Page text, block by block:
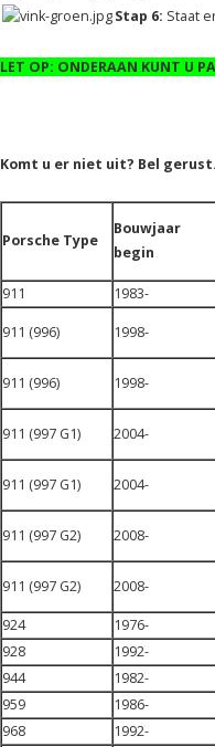
Stap 6: Staat
LET OP: ONDERAAN KUNT U
Komt u er niet uit? Bel gerust.
Porsche Type
Bouwjaar
begin
911 1983-
911 (996) 1998-
911 (996) 1998-
911 (997 G1) 2004-
911 (997 G1) 2004-
911 (997 G2) 2008-
911 (997 G2) 2008-
924
1976-
928
1992-
944
1982-
959
1986-
968
1992-